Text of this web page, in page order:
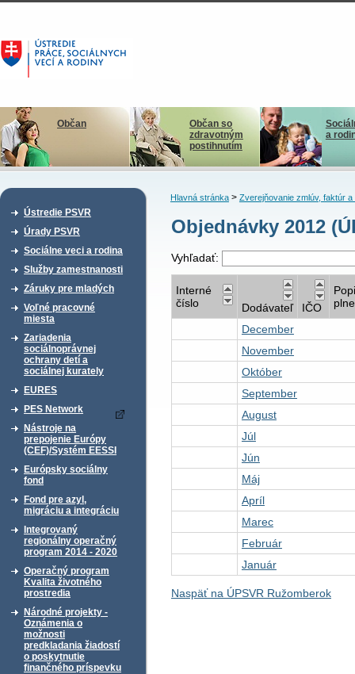
Občan
Občan so
zdravotným
postihnutím
a
Ústredie PSVR
Úrady PSVR
Sociálne veci a rodina
Služby zamestnanosti
Záruky pre mladých
Voľné pracovné
miesta
Zariadenia
sociálnoprávnej
ochrany detí a
sociálnej kurately
EURES
PES Network
Nástroje na
prepojenie Európy
(CEF)/Systém EESSI
Európsky sociálny
fond
Fond pre azyl,
migráciu a integráciu
Integrovaný
regionálny operačný
program 2014 - 2020
Operačný program
Kvalita životného
prostredia
Národné projekty -
Oznámenia o
možnosti
predkladania žiadostí
o poskytnutie
finančného príspevku
Hlavná stránka> Zverejňovanie zmlúv, faktúr a
Objednávky 2012
Vyhľadať:
Interné
číslo
Dodávateľ IČO
December
November
Október
September
August
Júl
Jún
Máj
Apríl
Marec
Február
Január
Naspäť na ÚPSVR Ružomberok